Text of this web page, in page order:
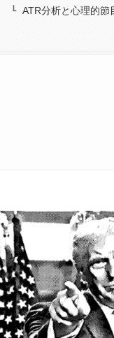
ATR分析と心理的節